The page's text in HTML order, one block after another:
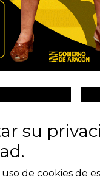
su
de cookies de